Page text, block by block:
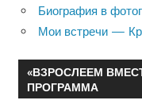
Биография в
Мои встречи —
«ВЗРОСЛЕЕМ
ПРОГРАММА